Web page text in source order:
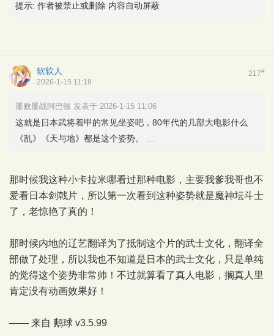
提示: 作者被禁止或删除 内容自动屏蔽
217#
软软人
2026-1-15 11:18
屡败屡战阿巴顿 发表于 2026-1-15 11:06
这就是日本武将着甲的常见坐姿吧，80年代的几部大电影什么
《乱》《天与地》都是这个姿势。 ...
那时候我这种小卡拉米哪看过那种电影，主要我爹我哥也不
爱看日本剑戟片，所以第一次看到这种姿势就是魔神坛斗士
了，老惊艳了真的！
那时候内地的辽艺翻译为了抵制这个片的武士文化，翻译全
部做了处理，所以我也不知道是日本的武士文化，只是单纯
的觉得这个姿势非常帅！不过就算看了真人电影，搁真人里
肯定没有动画效果好！
—— 来自 鹅球 v3.5.99